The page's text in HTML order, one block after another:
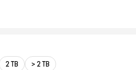
2 TB > 2 TB